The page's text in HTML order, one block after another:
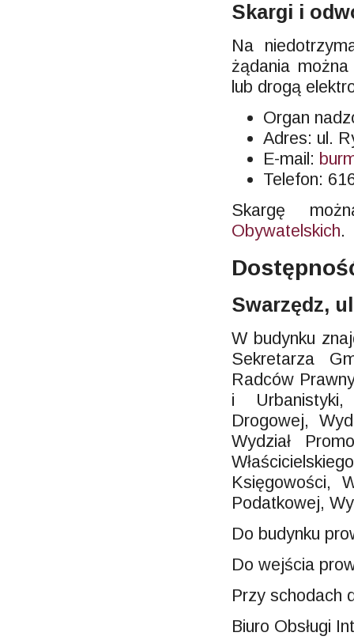
Skargi i
Na
żądania
lub drogą
Organ
Adres: ul.
E-mail:
Telefon:
Skargę
Obywatelskich.
Swarzędz,
W budynku
Sekretarza
Radców
i Urbanistyki,
Drogowej,
Wydział
Księgowości,
Podatkowej,
Do budynku
Do wejścia
Przy schodach
Biuro Obsługi